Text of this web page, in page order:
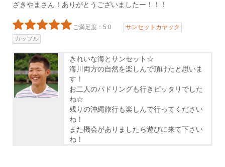
ざきやまさん！ありがとうございましたー！！！
ご満足度：5.0
サンセットカヤック
カップル
きれいな海とサンセット☆
海川両方の自然を楽しんで頂けたと思いま
す！
お二人のパドリングも行きピッタリでした
ね☆
残りの沖縄旅行も楽しんで行ってください
ね！
また機会がありましたら遊びに来て下さい
ね！